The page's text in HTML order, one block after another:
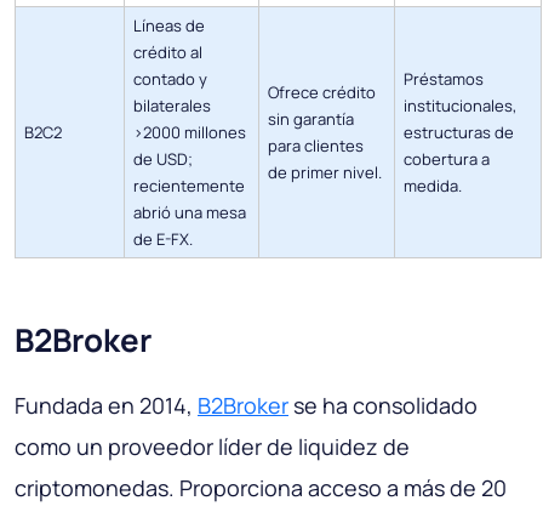
B2C2
Líneas de
crédito al
contado y
bilaterales
>2000 millones
de USD;
recientemente
abrió una mesa
de E-FX.
Ofrece crédito
sin garantía
para clientes
de primer nivel.
Préstamos
institucionales,
estructuras de
cobertura a
medida.
B2Broker
Fundada en 2014, B2Brokerse ha consolidado
como un proveedor líder de liquidez de
criptomonedas. Proporciona acceso a más de 20